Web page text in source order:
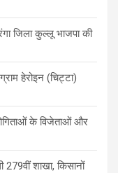
जिला कुल्लू भाजपा की
हेरोइन (चिट्टा)
के विजेताओं और
शाखा, किसानों